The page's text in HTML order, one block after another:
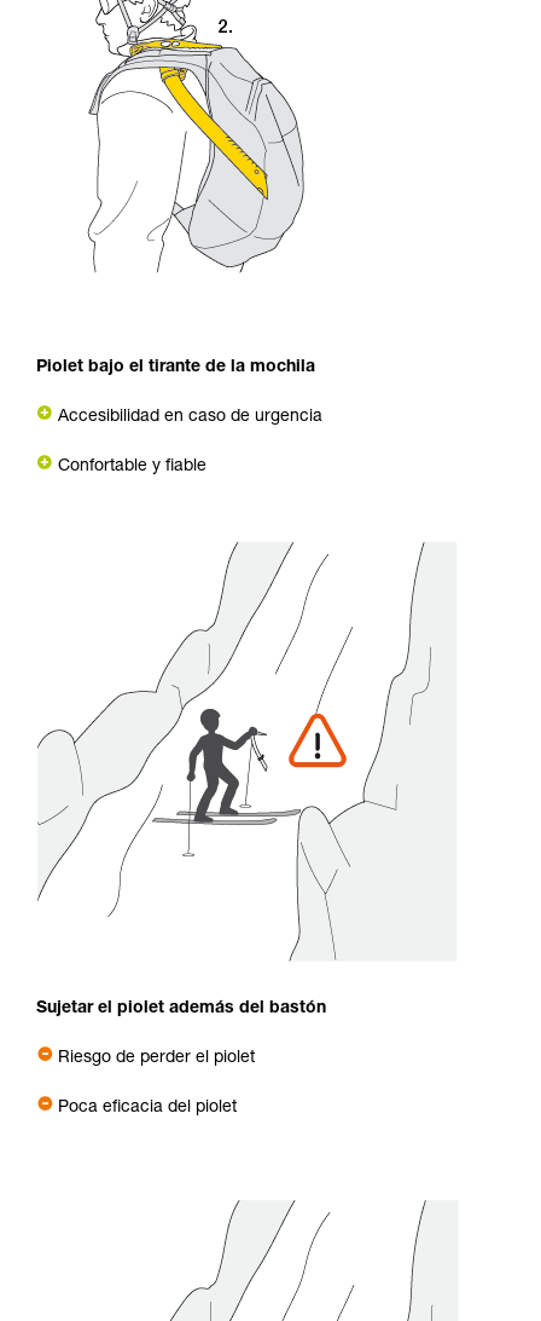
Piolet bajo el tirante de la mochila
Accesibilidad en caso de urgencia
Confortable y fiable
Sujetar el piolet además del bastón
Riesgo de perder el piolet
Poca eficacia del piolet